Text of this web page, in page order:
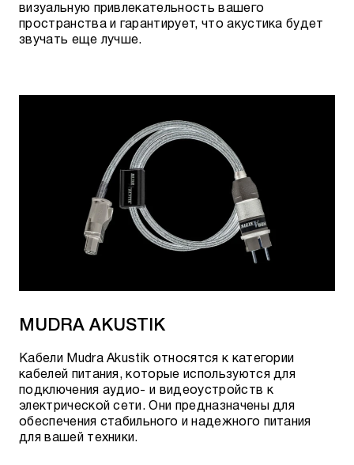
визуальную привлекательность вашего
пространства и гарантирует, что акустика будет
звучать еще лучше.
MUDRA AKUSTIK
Кабели Mudra Akustik относятся к категории
кабелей питания, которые используются для
подключения аудио- и видеоустройств к
электрической сети. Они предназначены для
обеспечения стабильного и надежного питания
для вашей техники.